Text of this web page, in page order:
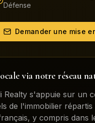
Défense
Demander une mise
via notre réseau
Realty s'appuie sur un
de l'immobilier
y compris dans